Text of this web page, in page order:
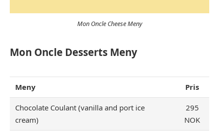
Mon Oncle Cheese Meny
Mon Oncle Desserts Meny
Meny Pris
Chocolate Coulant (vanilla and port ice
cream)
295
NOK